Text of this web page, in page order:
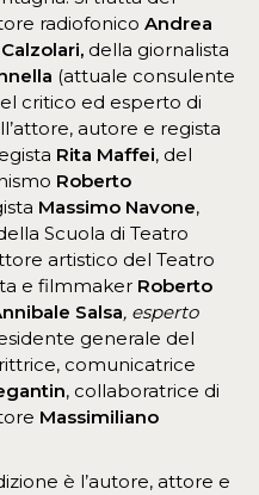
radiofonico Andrea
della giornalista
(attuale consulente
critico ed esperto di
autore e regista
Rita Maffei, del
Roberto
Massimo Navone,
Scuola di Teatro
artistico del Teatro
e filmmaker Roberto
Salsa, esperto
generale del
comunicatrice
, collaboratrice di
Massimiliano
è l’autore, attore e